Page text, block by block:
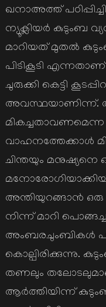
ഖനാഅത്ത്
ന്യൂക്ലിയര്‍ കുടുംബ
മാറിയത് മുതല്‍
പിടികൂടി എന്നതാണ്
ചുരുക്കി കെട്ടി
അവസ്ഥയാണിന്ന്.
വാഹനത്തേക്കാള്‍
ചിന്തയും മനുഷ്യനെ
അന്തിയുറങ്ങാന്‍
നിന്ന് മാറി
അംബരചുംബികള്‍
കൊല്പിരിക്കുന്നു.
തണലും
ആര്‍ത്തിയിന്ന്